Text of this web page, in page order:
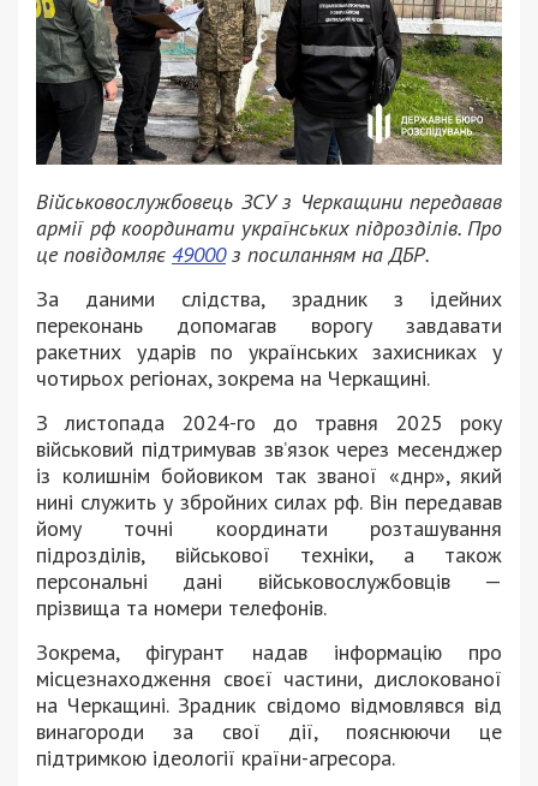
Військовослужбовець ЗСУ з Черкащини передавав
армії рф координати українських підрозділів. Про
це повідомляє 49000з посиланням на ДБР.
За даними слідства, зрадник з ідейних
переконань допомагав ворогу завдавати
ракетних ударів по українських захисниках у
чотирьох регіонах, зокрема на Черкащині.
З листопада 2024-го до травня 2025 року
військовий підтримував зв’язок через месенджер
із колишнім бойовиком так званої «днр», який
нині служить у збройних силах рф. Він передавав
йому точні координати розташування
підрозділів, військової техніки, а також
персональні дані військовослужбовців —
прізвища та номери телефонів.
Зокрема, фігурант надав інформацію про
місцезнаходження своєї частини, дислокованої
на Черкащині. Зрадник свідомо відмовлявся від
винагороди за свої дії, пояснюючи це
підтримкою ідеології країни-агресора.